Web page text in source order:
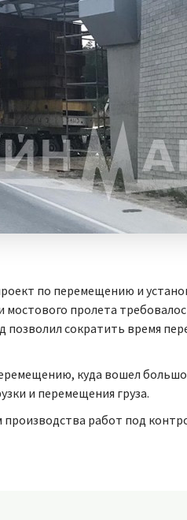
по перемещению и
мостового пролета
сократить время
куда вошел
и перемещения груза.
работ под